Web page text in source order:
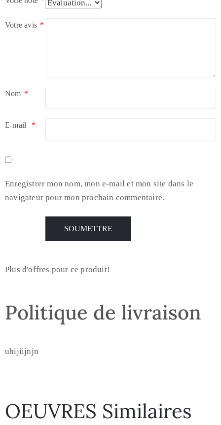
Votre avis *
Nom *
E-mail *
Enregistrer mon nom, mon e-mail et mon site dans le
navigateur pour mon prochain commentaire.
Plus d'offres pour ce produit!
Politique de livraison
uhijiijnjn
OEUVRES Similaires